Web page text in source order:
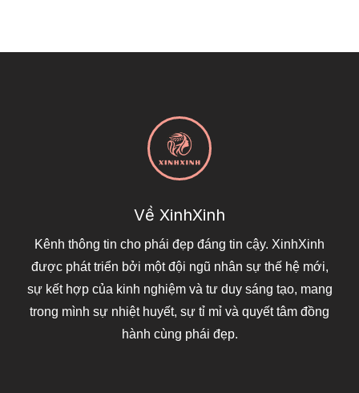
Về XinhXinh
Kênh thông tin cho phái đẹp đáng tin cậy. XinhXinh
được phát triển bởi một đội ngũ nhân sự thế hệ mới,
sự kết hợp của kinh nghiệm và tư duy sáng tạo, mang
trong mình sự nhiệt huyết, sự tỉ mỉ và quyết tâm đồng
hành cùng phái đẹp.